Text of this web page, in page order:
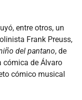
entre otros, un
Frank Preuss,
del pantano, de
cómica de Álvaro
cómico musical